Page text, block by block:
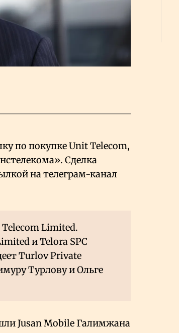
по покупке Unit Telecom,
Сделка
на телеграм-канал
Limited.
и Telora SPC
Turlov Private
Турлову и Ольге
Jusan Mobile Галимжана